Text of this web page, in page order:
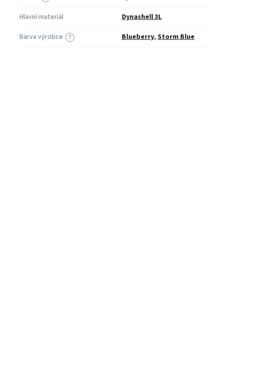
Hlavní materiál
Dynashell 3L
?
Barva výrobce Blueberry,Storm Blue